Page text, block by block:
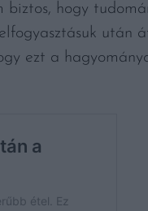
hogy
után
ezt a